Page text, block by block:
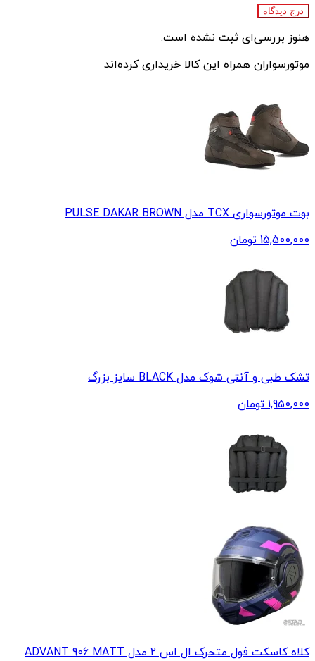
درج دیدگاه
هنوز بررسی‌ای ثبت نشده است.
موتورسواران همراه این کالا خریداری کرده‌اند
بوت موتورسواری TCX مدل PULSE DAKAR BROWN
15,500,000 تومان
تشک طبی و آنتی شوک مدل BLACK سایز بزرگ
1,950,000 تومان
کلاه کاسکت فول متحرک ال اس 2 مدل ADVANT 906 MATT